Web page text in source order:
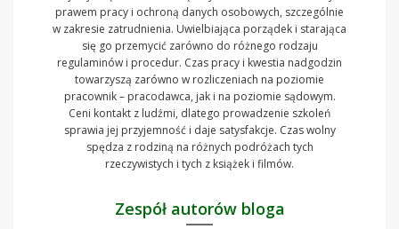
prawem pracy i ochroną danych osobowych, szczególnie
w zakresie zatrudnienia. Uwielbiająca porządek i starająca
się go przemycić zarówno do różnego rodzaju
regulaminów i procedur. Czas pracy i kwestia nadgodzin
towarzyszą zarówno w rozliczeniach na poziomie
pracownik – pracodawca, jak i na poziomie sądowym.
Ceni kontakt z ludźmi, dlatego prowadzenie szkoleń
sprawia jej przyjemność i daje satysfakcje. Czas wolny
spędza z rodziną na różnych podróżach tych
rzeczywistych i tych z książek i filmów.
Zespół autorów bloga